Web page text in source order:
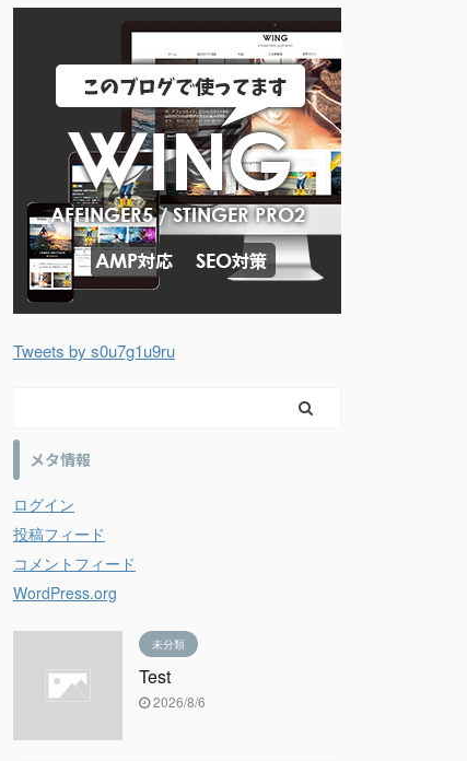
Tweets by s0u7g1u9ru
メタ情報
ログイン
投稿フィード
コメントフィード
WordPress.org
未分類
Test
2026/8/6